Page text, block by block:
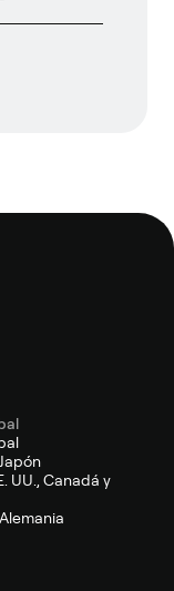
UU., Canadá y